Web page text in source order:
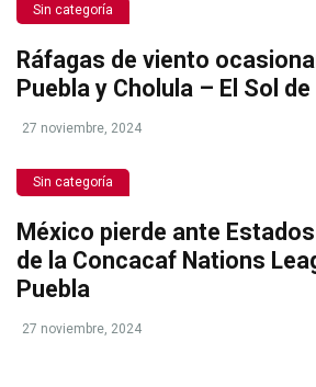
Sin categoría
Ráfagas de viento
Puebla y Cholula – El Sol
27 noviembre, 2024
Sin categoría
México pierde ante
de la Concacaf Nations
Puebla
27 noviembre, 2024